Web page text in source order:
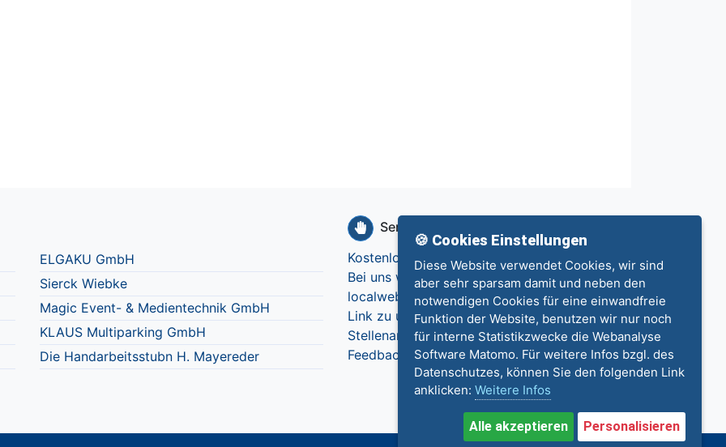
ELGAKU GmbH
Sierck Wiebke
Magic Event- & Medientechnik GmbH
KLAUS Multiparking GmbH
Die Handarbeitsstubn H. Mayereder
Service
Kostenlos eintragen
Bei uns werben
localweb.de
Link zu uns
Stellenangebote
Feedback
Datenschutz
Impressum
Kontakt
🍪 Cookies Einstellungen
Diese Website verwendet Cookies, wir sind
aber sehr sparsam damit und neben den
notwendigen Cookies für eine einwandfreie
Funktion der Website, benutzen wir nur noch
für interne Statistikzwecke die Webanalyse
Software Matomo. Für weitere Infos bzgl. des
Datenschutzes, können Sie den folgenden Link
anklicken: Weitere Infos
Alle akzeptieren Personalisieren